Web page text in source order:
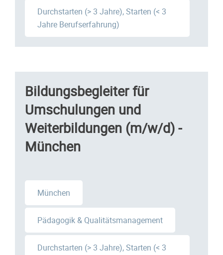
Durchstarten (> 3 Jahre), Starten (< 3
Jahre Berufserfahrung)
Bildungsbegleiter für
Umschulungen und
Weiterbildungen (m/w/d) -
München
München
Pädagogik & Qualitätsmanagement
Durchstarten (> 3 Jahre), Starten (< 3